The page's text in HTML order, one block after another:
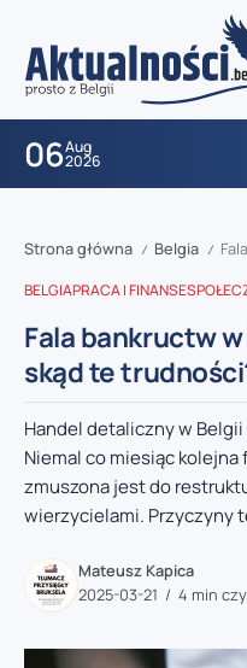
06Aug
2026
Strona główna / Belgia /
BELGIAPRACA I FINANSE
Fala bankructw
skąd te
Handel detaliczny w
Niemal co miesiąc kolejna
zmuszona jest do
wierzycielami. Przyczyny
Mateusz Kapica
2025-03-21
4 min